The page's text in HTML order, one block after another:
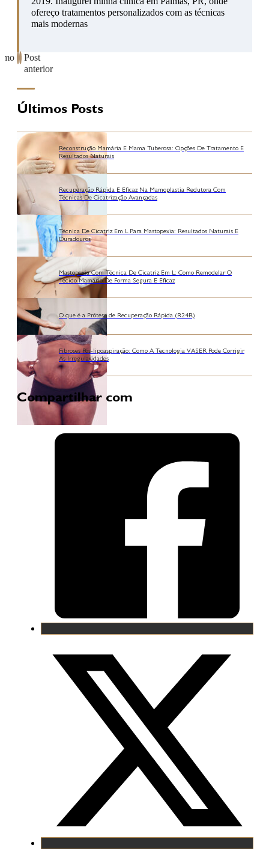
ofereço tratamentos personalizados com as técnicas
mais modernas
Post
anterior
Últimos Posts
Reconstrução Mamária E Mama Tuberosa: Opções De Tratamento E
Resultados Naturais
Recuperação Rápida E Eficaz Na Mamoplastia Redutora Com
Técnicas De Cicatrização Avançadas
Técnica De Cicatriz Em L Para Mastopexia: Resultados Naturais E
Duradouros
Mastopexia Com Técnica De Cicatriz Em L: Como Remodelar O
Tecido Mamário De Forma Segura E Eficaz
O que é a Prótese de Recuperação Rápida (R24R)
Fibroses Pós-lipoaspiração: Como A Tecnologia VASER Pode Corrigir
As Irregularidades
Compartilhar com